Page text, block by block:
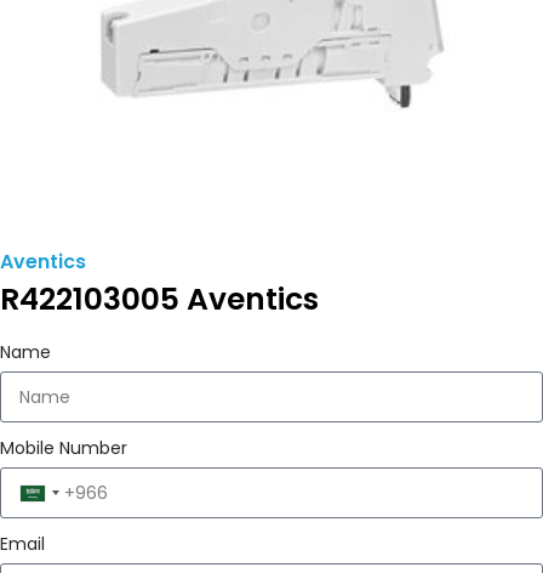
Aventics
R422103005 Aventics
Name
Mobile Number
Saudi
Arabia
+966
Email